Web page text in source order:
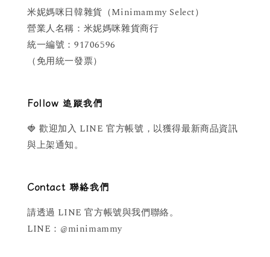
米妮媽咪日韓雜貨（Minimammy Select）
營業人名稱：米妮媽咪雜貨商行
統一編號：91706596
（免用統一發票）
Follow 追蹤我們
🍓 歡迎加入 LINE 官方帳號，以獲得最新商品資訊
與上架通知。
Contact 聯絡我們
請透過 LINE 官方帳號與我們聯絡。
LINE：@minimammy